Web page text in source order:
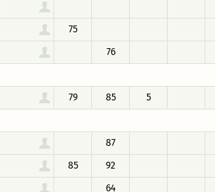
75
76
79 85
5
87
85 92
64